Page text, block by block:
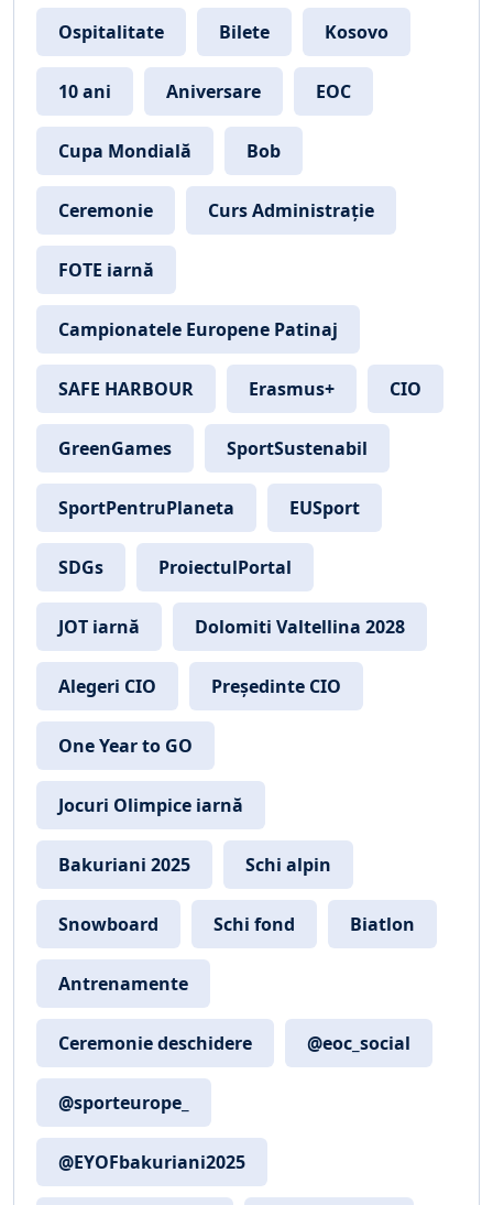
Ospitalitate Bilete Kosovo
10 ani Aniversare EOC
Cupa Mondială Bob
Ceremonie Curs Administrație
FOTE iarnă
Campionatele Europene Patinaj
SAFE HARBOUR Erasmus+ CIO
GreenGames SportSustenabil
SportPentruPlaneta EUSport
SDGs ProiectulPortal
JOT iarnă Dolomiti Valtellina 2028
Alegeri CIO Președinte CIO
One Year to GO
Jocuri Olimpice iarnă
Bakuriani 2025 Schi alpin
Snowboard Schi fond Biatlon
Antrenamente
Ceremonie deschidere @eoc_social
@sporteurope_
@EYOFbakuriani2025